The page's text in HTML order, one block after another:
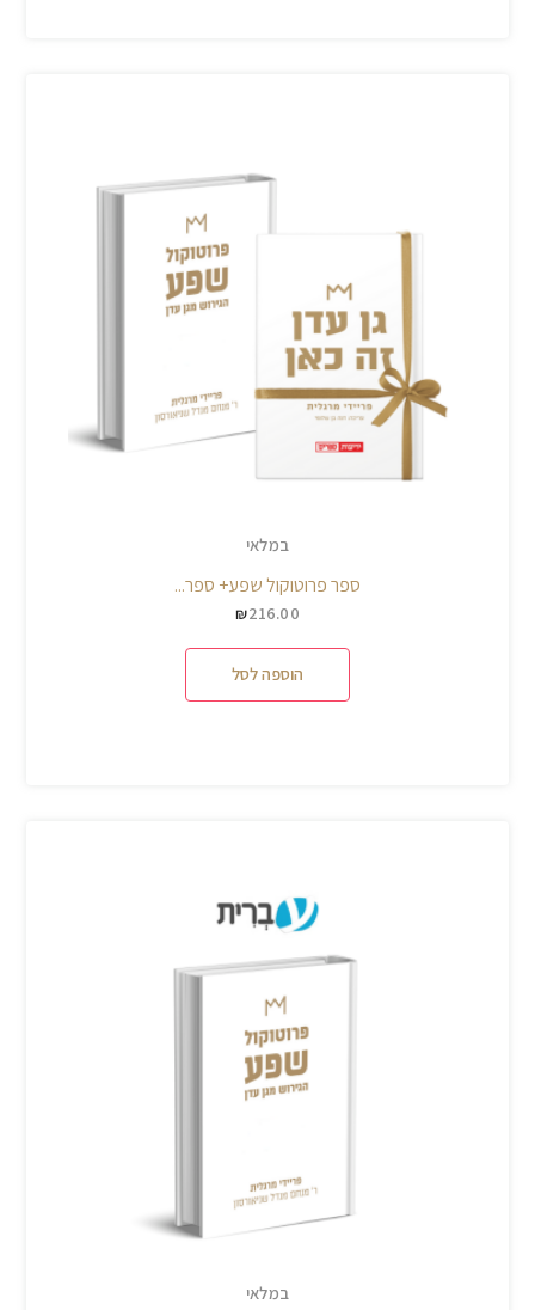
במלאי
ספר פרוטוקול שפע+ ספר...
₪216.00
הוספה לסל
במלאי